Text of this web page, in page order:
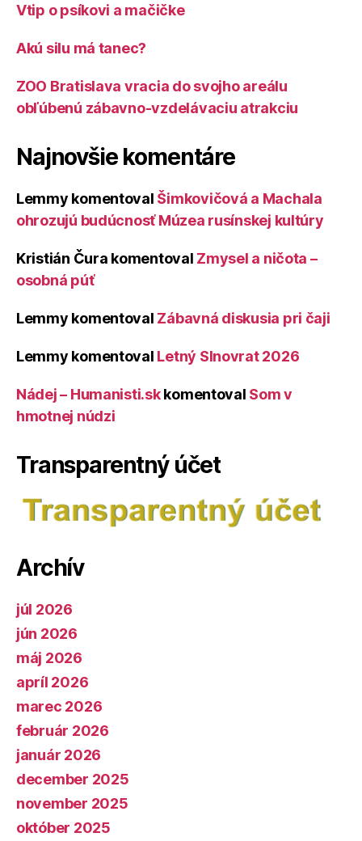
Vtip o psíkovi a mačičke
Akú silu má tanec?
ZOO Bratislava vracia do svojho areálu
obľúbenú zábavno-vzdelávaciu atrakciu
Najnovšie komentáre
Lemmy komentoval Šimkovičová a Machala
ohrozujú budúcnosť Múzea rusínskej kultúry
Kristián Čura komentoval Zmysel a ničota –
osobná púť
Lemmy komentoval Zábavná diskusia pri čaji
Lemmy komentoval Letný Slnovrat 2026
Nádej – Humanisti.skkomentoval Som v
hmotnej núdzi
Transparentný účet
Archív
júl 2026
jún 2026
máj 2026
apríl 2026
marec 2026
február 2026
január 2026
december 2025
november 2025
október 2025